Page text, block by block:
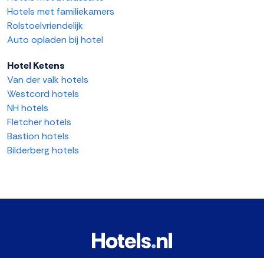
Hotels met familiekamers
Rolstoelvriendelijk
Auto opladen bij hotel
Hotel Ketens
Van der valk hotels
Westcord hotels
NH hotels
Fletcher hotels
Bastion hotels
Bilderberg hotels